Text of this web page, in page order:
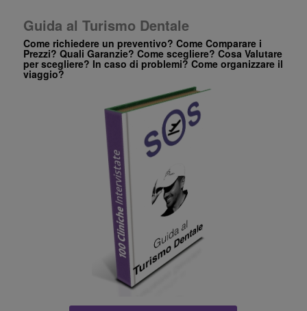
Guida al Turismo Dentale
Come richiedere un preventivo? Come Comparare i
Prezzi? Quali Garanzie? Come scegliere? Cosa Valutare
per scegliere? In caso di problemi? Come organizzare il
viaggio?